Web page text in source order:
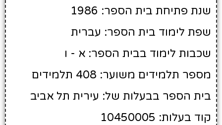
שנת פתיחת בית הספר: 1986
שפת לימוד בית הספר: עברית
שכבות לימוד בבית הספר: א - ו
מספר תלמידים משוער: 408 תלמידים
בית הספר בבעלות של: עירית תל אביב
קוד בעלות: 10450005